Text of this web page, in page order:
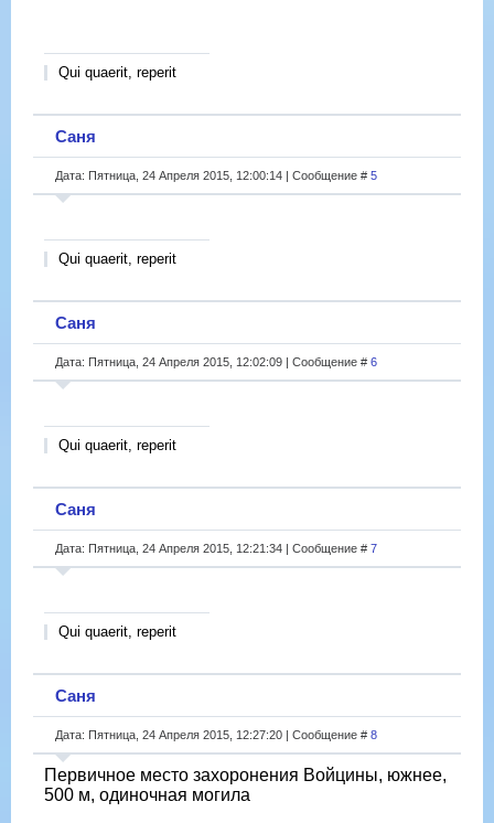
Qui quaerit, reperit
Саня
Дата: Пятница, 24 Апреля 2015, 12:00:14 | Сообщение # 5
Qui quaerit, reperit
Саня
Дата: Пятница, 24 Апреля 2015, 12:02:09 | Сообщение # 6
Qui quaerit, reperit
Саня
Дата: Пятница, 24 Апреля 2015, 12:21:34 | Сообщение # 7
Qui quaerit, reperit
Саня
Дата: Пятница, 24 Апреля 2015, 12:27:20 | Сообщение # 8
Первичное место захоронения Войцины, южнее,
500 м, одиночная могила